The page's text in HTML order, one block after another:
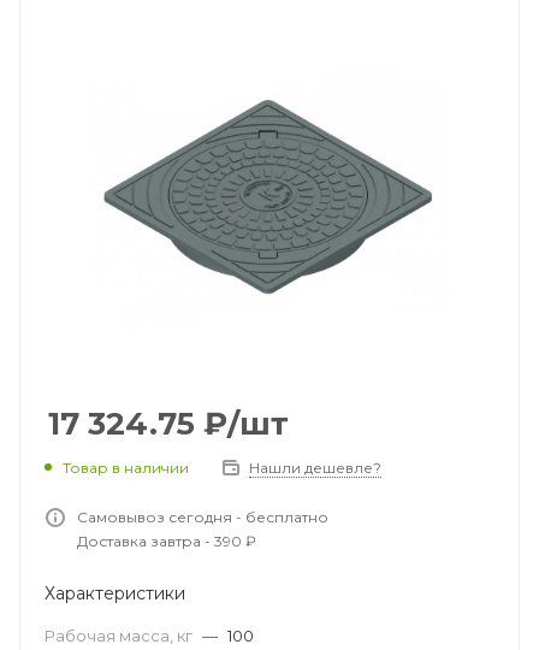
17 324.75 ₽/шт
Товар в наличии Нашли дешевле?
Самовывоз сегодня - бесплатно
Доставка завтра - 390 ₽
Характеристики
Рабочая масса, кг — 100